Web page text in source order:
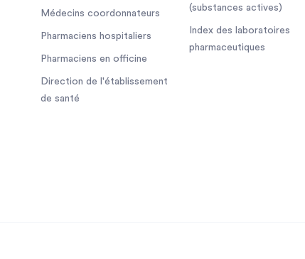
Médecins coordonnateurs
Pharmaciens hospitaliers
Pharmaciens en officine
Direction de l'établissement
de santé
(substances actives)
Index des laboratoires
pharmaceutiques